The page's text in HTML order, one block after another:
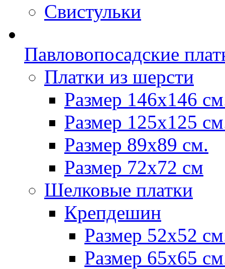
Свистульки
Павловопосадские
Платки из шерсти
Размер 146х146
Размер 125х125
Размер 89х89 см.
Размер 72x72 см
Шелковые платки
Крепдешин
Размер 52х52
Размер 65х65